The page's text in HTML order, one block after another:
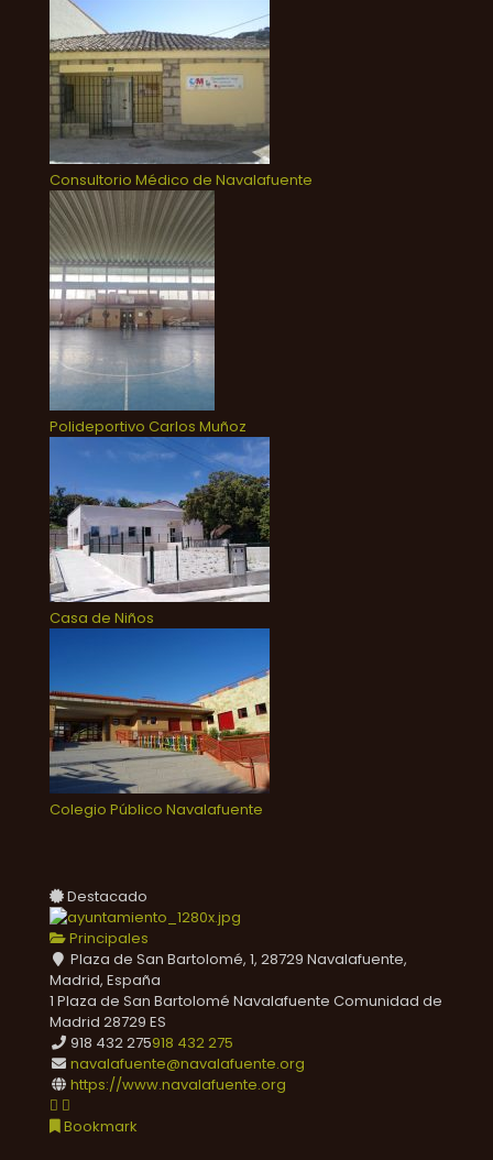
Consultorio Médico de Navalafuente
Polideportivo Carlos Muñoz
Casa de Niños
Colegio Público Navalafuente
Destacado
Principales
Plaza de San Bartolomé, 1, 28729 Navalafuente,
Madrid, España
1 Plaza de San Bartolomé Navalafuente Comunidad de
Madrid 28729 ES
918 432 275918 432 275
navalafuente@navalafuente.org
https://www.navalafuente.org
Bookmark